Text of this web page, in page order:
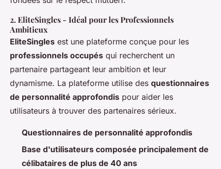
2.EliteSingles - Idéal pour les Professionnels
Ambitieux
EliteSingles est une plateforme conçue pour les
professionnels occupés qui recherchent un
partenaire partageant leur ambition et leur
dynamisme. La plateforme utilise des questionnaires
de personnalité approfondis pour aider les
utilisateurs à trouver des partenaires sérieux.
Questionnaires de personnalité approfondis
Base d'utilisateurs composée principalement de
célibataires de plus de 40 ans